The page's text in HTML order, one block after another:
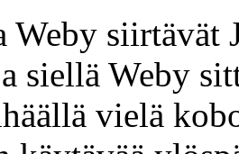
siirtävät
siellä Weby
vielä